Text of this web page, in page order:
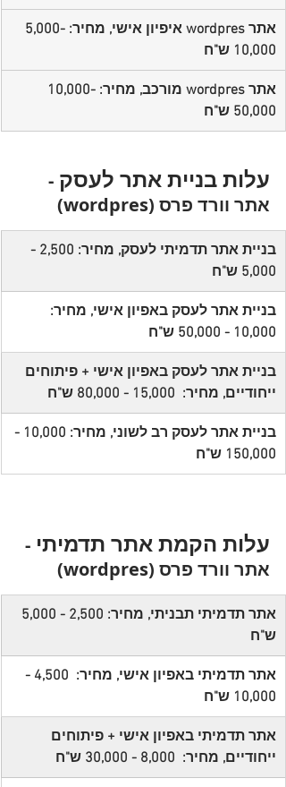
אתר wordpres איפיון אישי, מחיר: 5,000-
10,000 ש"ח
אתר wordpres מורכב, מחיר: 10,000-
50,000 ש"ח
עלות בניית אתר לעסק -
אתר וורד פרס (wordpres)
בניית אתר תדמיתי לעסק, מחיר: 2,500 -
5,000 ש"ח
בניית אתר לעסק באפיון אישי, מחיר:
10,000 - 50,000 ש"ח
בניית אתר לעסק באפיון אישי + פיתוחים
ייחודיים, מחיר:  15,000 - 80,000 ש"ח
בניית אתר לעסק רב לשוני, מחיר: 10,000 -
150,000 ש"ח
עלות הקמת אתר תדמיתי -
אתר וורד פרס (wordpres)
ש"ח
אתר תדמיתי באפיון אישי, מחיר:  4,500 -
10,000 ש"ח
אתר תדמיתי באפיון אישי + פיתוחים
ייחודיים, מחיר:  8,000 - 30,000 ש"ח